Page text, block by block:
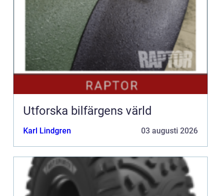
Utforska bilfärgens värld
Karl Lindgren 03 augusti 2026